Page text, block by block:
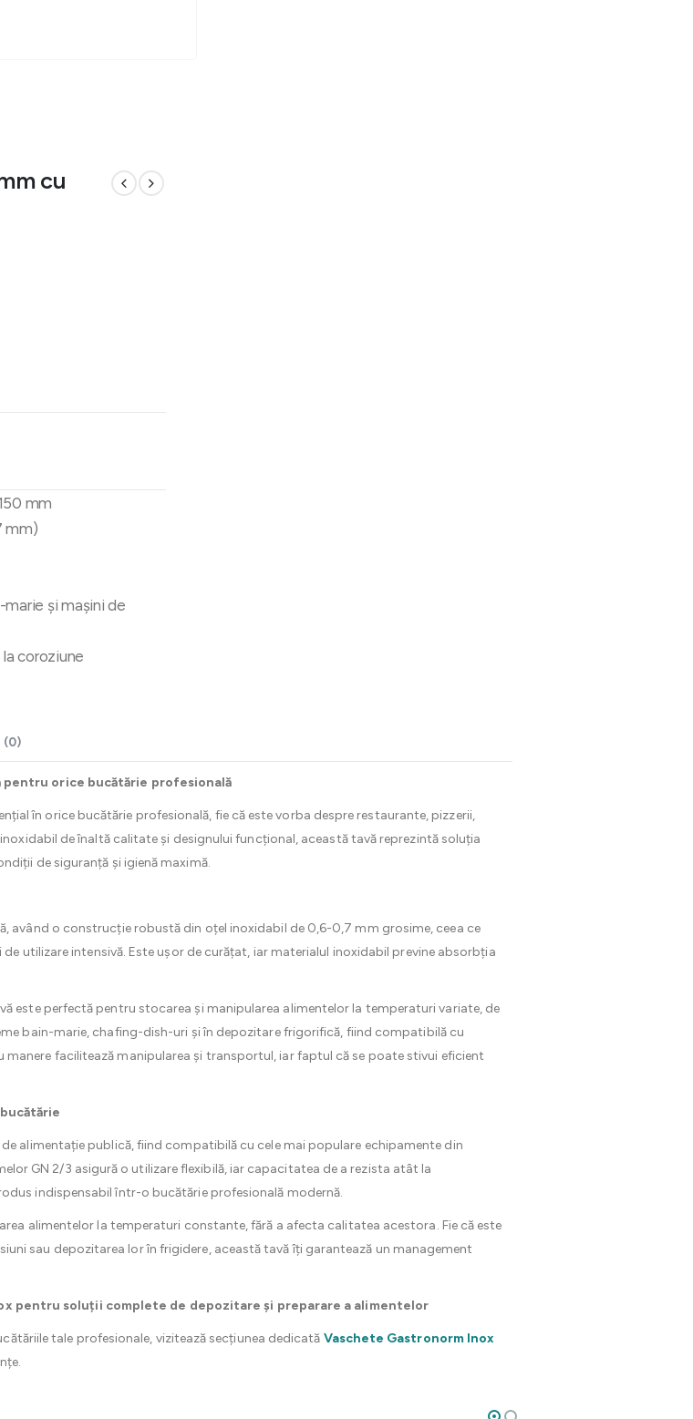
cu
mm
mm)
și mașini de
coroziune
(0)
pentru orice bucătărie profesională
în orice bucătărie profesională, fie că este vorba despre restaurante, pizzerii,
de înaltă calitate și designului funcțional, această tavă reprezintă soluția
de siguranță și igienă maximă.
având o construcție robustă din oțel inoxidabil de 0,6-0,7 mm grosime, ceea ce
utilizare intensivă. Este ușor de curățat, iar materialul inoxidabil previne absorbția
este perfectă pentru stocarea și manipularea alimentelor la temperaturi variate, de
bain-marie, chafing-dish-uri și în depozitare frigorifică, fiind compatibilă cu
manere facilitează manipularea și transportul, iar faptul că se poate stivui eficient
alimentație publică, fiind compatibilă cu cele mai populare echipamente din
GN 2/3 asigură o utilizare flexibilă, iar capacitatea de a rezista atât la
indispensabil într-o bucătărie profesională modernă.
alimentelor la temperaturi constante, fără a afecta calitatea acestora. Fie că este
sau depozitarea lor în frigidere, această tavă îți garantează un management
pentru soluții complete de depozitare și preparare a alimentelor
tale profesionale, vizitează secțiunea dedicată Vaschete Gastronorm Inox